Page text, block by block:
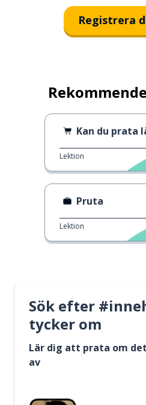
Registrera
Kan du prata
Lektion
Pruta
Lektion
Sök efter
tycker om
Lär dig att prata om
av